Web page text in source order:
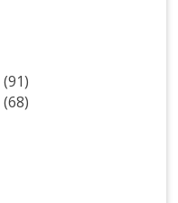
(91)
(68)